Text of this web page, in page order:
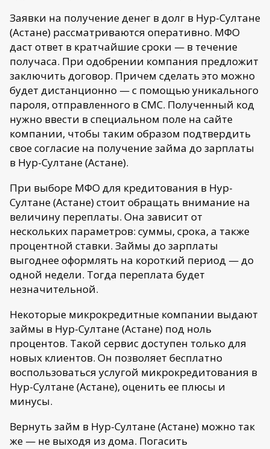
Заявки на получение денег в долг в Нур-Султане
(Астане) рассматриваются оперативно. МФО
даст ответ в кратчайшие сроки — в течение
получаса. При одобрении компания предложит
заключить договор. Причем сделать это можно
будет дистанционно — с помощью уникального
пароля, отправленного в СМС. Полученный код
нужно ввести в специальном поле на сайте
компании, чтобы таким образом подтвердить
свое согласие на получение займа до зарплаты
в Нур-Султане (Астане).
При выборе МФО для кредитования в Нур-
Султане (Астане) стоит обращать внимание на
величину переплаты. Она зависит от
нескольких параметров: суммы, срока, а также
процентной ставки. Займы до зарплаты
выгоднее оформлять на короткий период — до
одной недели. Тогда переплата будет
незначительной.
Некоторые микрокредитные компании выдают
займы в Нур-Султане (Астане) под ноль
процентов. Такой сервис доступен только для
новых клиентов. Он позволяет бесплатно
воспользоваться услугой микрокредитования в
Нур-Султане (Астане), оценить ее плюсы и
минусы.
Вернуть займ в Нур-Султане (Астане) можно так
же — не выходя из дома. Погасить